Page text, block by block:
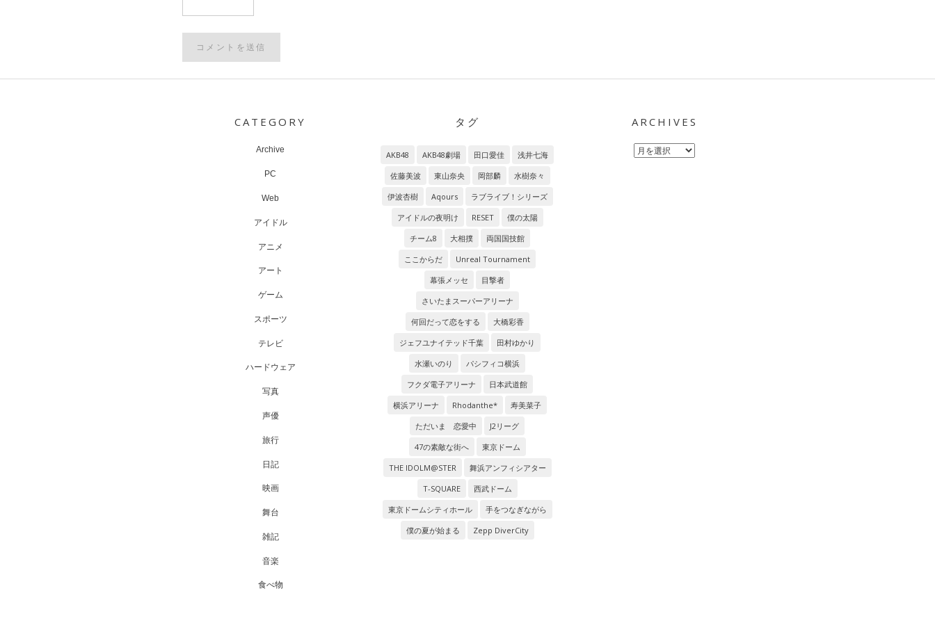
CATEGORY
Archive
PC
Web
アイドル
アニメ
アート
ゲーム
スポーツ
テレビ
ハードウェア
写真
声優
旅行
日記
映画
舞台
雑記
音楽
食べ物
タグ
AKB48 AKB48劇場 田口愛佳
浅井七海
佐藤美波
東山奈央 岡部麟
水樹奈々
伊波杏樹
Aqours
ラブライブ！シリーズ
アイドルの夜明け
RESET
僕の太陽
チーム8
大相撲
両国国技館
ここからだ
Unreal Tournament
幕張メッセ
目撃者
さいたまスーパーアリーナ
何回だって恋をする
大橋彩香
ジェフユナイテッド千葉
田村ゆかり
水瀬いのり
パシフィコ横浜
フクダ電子アリーナ
日本武道館
横浜アリーナ
Rhodanthe*
寿美菜子
ただいま 恋愛中
J2リーグ
47の素敵な街へ
東京ドーム
THE IDOLM@STER
舞浜アンフィシアター
T-SQUARE
西武ドーム
東京ドームシティホール
手をつなぎながら
僕の夏が始まる
Zepp DiverCity
ARCHIVES
Archives